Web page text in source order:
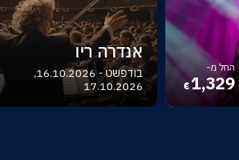
החל מ-
1,329
€
אנדרה ריו
בודפשט - 16.10.2026,
17.10.2026